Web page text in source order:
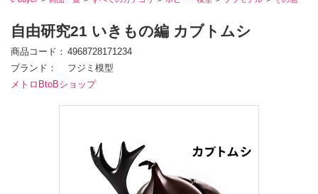
自由研究21 いきもの編 カブトムシ
商品コード
4968728171234
ブランド
フジミ模型
メトロBtoBショップ